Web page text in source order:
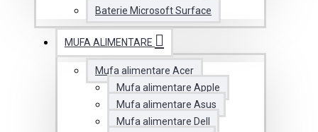
Baterie Microsoft Surface
MUFA ALIMENTARE
Mufa alimentare Acer
Mufa alimentare Apple
Mufa alimentare Asus
Mufa alimentare Dell